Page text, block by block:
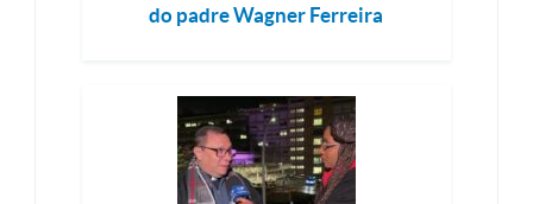
do padre Wagner Ferreira